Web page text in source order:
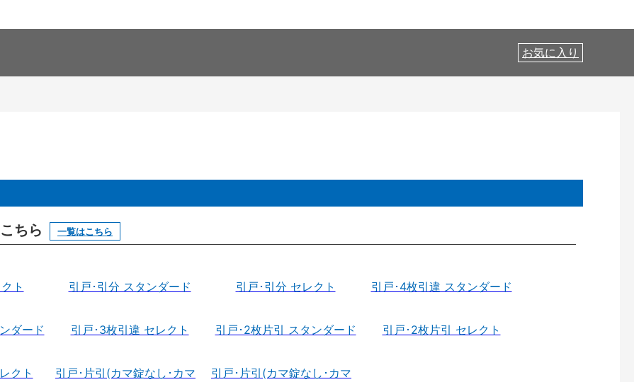
お気に入り
ちら 一覧はこちら
ト 引戸･引分 スタンダード 引戸･引分 セレクト 引戸･4枚引違 スタンダード
ダード 引戸･3枚引違 セレクト 引戸･2枚片引 スタンダード 引戸･2枚片引 セレクト
クト
引戸･片引(カマ錠なし･カマ
引戸･片引(カマ錠なし･カマ